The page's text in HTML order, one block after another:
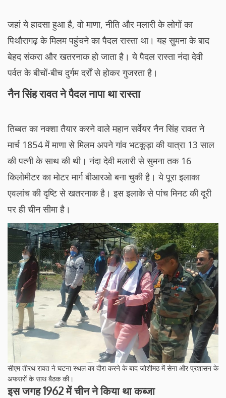
जहां ये हादसा हुआ है, वो माणा, नीति और मलारी के लोगों का
पिथौरागढ़ के मिलम पहुंचने का पैदल रास्ता था। यह सुमना के बाद
बेहद संकरा और खतरनाक हो जाता है। ये पैदल रास्ता नंदा देवी
पर्वत के बीचों-बीच दुर्गम दर्रों से होकर गुजरता है।
नैन सिंह रावत ने पैदल नापा था रास्ता
तिब्बत का नक्शा तैयार करने वाले महान सर्वेयर नैन सिंह रावत ने
मार्च 1854 में माणा से मिलम अपने गांव भटकूड़ा की यात्रा 13 साल
की पत्नी के साथ की थी। नंदा देवी मलारी से सुमना तक 16
किलोमीटर का मोटर मार्ग बीआरओ बना चुकी है। ये पूरा इलाका
एवलांच की दृष्टि से खतरनाक है। इस इलाके से पांच मिनट की दूरी
पर ही चीन सीमा है।
सीएम तीरथ रावत ने घटना स्थल का दौरा करने के बाद जोशीमठ में सेना और प्रशासन के
अफसरों के साथ बैठक की।
इस जगह 1962 में चीन ने किया था कब्जा